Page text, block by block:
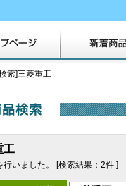
索]三菱重工
工
行いました。 [検索結果：2件 ]